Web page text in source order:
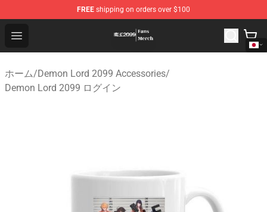
FREE shipping on orders over $100
Open menu
Demon Lord 2099 Store - Official Demon Lord 2099
ホーム/Demon Lord 2099 Accessories/
Demon Lord 2099 ログイン